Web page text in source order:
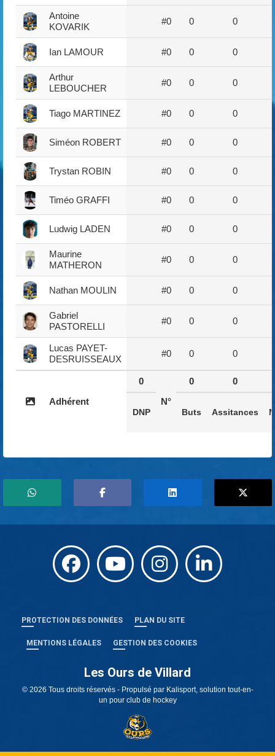
Antoine
KOVARIK
#0 0 0
Ian LAMOUR #0 0 0
Arthur
LEBOUCHER
#0 0 0
Tiago MARTINEZ #0 0 0
Siméon ROBERT #0 0 0
Trystan ROBIN #0 0 0
Timéo GRAFFI #0 0 0
Ludwig LADEN #0 0 0
Maurine
MATHERON
#0 0 0
Nathan MOULIN #0 0 0
Gabriel
PASTORELLI
#0 0 0
Lucas PAYET-
DESRUISSEAUX
#0 0 0
Adhérent
0
N°
0 0
DNP Buts Assitances
PROTECTION DES DONNÉES PLAN DU SITE
MENTIONS LÉGALES GESTION DES COOKIES
Les Ours de Villard
© 2026 Tous droits réservés - Propulsé par Kalisport, solution tout-en-
un pour club de hockey